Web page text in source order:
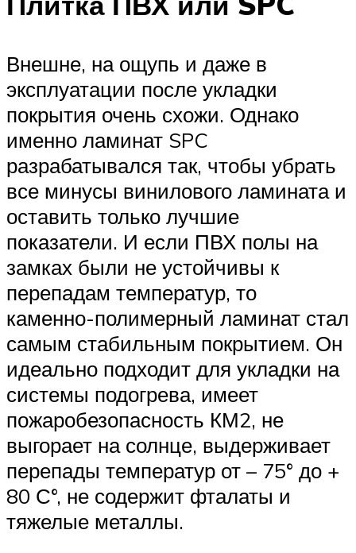
Внешне, на ощупь и даже в
эксплуатации после укладки
покрытия очень схожи. Однако
именно ламинат SPC
разрабатывался так, чтобы убрать
все минусы винилового ламината и
оставить только лучшие
показатели. И если ПВХ полы на
замках были не устойчивы к
перепадам температур, то
каменно-полимерный ламинат стал
самым стабильным покрытием. Он
идеально подходит для укладки на
системы подогрева, имеет
пожаробезопасность КМ2, не
выгорает на солнце, выдерживает
перепады температур от – 75° до +
80 С°, не содержит фталаты и
тяжелые металлы.